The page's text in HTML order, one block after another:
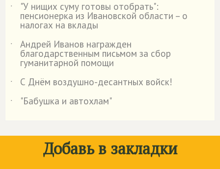
˙
"У нищих суму готовы отобрать":
пенсионерка из Ивановской области – о
налогах на вклады
˙
Андрей Иванов награжден
благодарственным письмом за сбор
гуманитарной помощи
˙
С Днём воздушно-десантных войск!
˙
"Бабушка и автохлам"
Добавь в закладки